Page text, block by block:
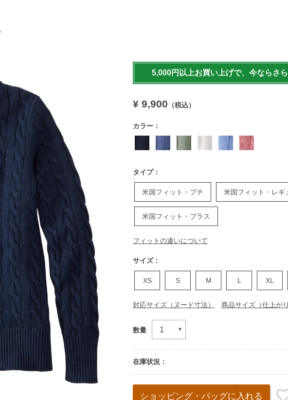
5,000円以上お買い上げで、今ならさ
¥ 9,900 （税込）
カラー：
タイプ：
米国フィット・プチ 米国フィット・レギ
米国フィット・プラス
フィットの違いについて
サイズ：
XS S M L XL
対応サイズ（ヌード寸法） 商品サイズ（仕上が
数量
在庫状況：
ショッピング・バッグに入れる